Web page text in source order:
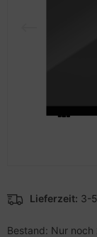
Lieferzeit: 3-
Bestand: Nur noch
CD-/DVD-